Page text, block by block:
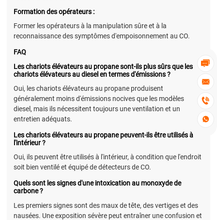




Formation des opérateurs :
Former les opérateurs à la manipulation sûre et à la
reconnaissance des symptômes d'empoisonnement au CO.
FAQ
Les chariots élévateurs au propane sont-ils plus sûrs que les
chariots élévateurs au diesel en termes d'émissions ?
Oui, les chariots élévateurs au propane produisent
généralement moins d'émissions nocives que les modèles
diesel, mais ils nécessitent toujours une ventilation et un
entretien adéquats.
Les chariots élévateurs au propane peuvent-ils être utilisés à
l'intérieur ?
Oui, ils peuvent être utilisés à l'intérieur, à condition que l'endroit
soit bien ventilé et équipé de détecteurs de CO.
Quels sont les signes d'une intoxication au monoxyde de
carbone ?
Les premiers signes sont des maux de tête, des vertiges et des
nausées. Une exposition sévère peut entraîner une confusion et